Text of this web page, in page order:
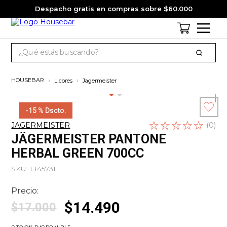
Despacho gratis en compras sobre $60.000
jagermeister
3.
pack
4.
gin
5.
jack daniels
7.
whisky
8 .
ron
Licores Jagermeister
-15 % Dscto.
JAGERMEISTER ☆☆☆☆☆ (0)
Escribe un
comentario
JÄGERMEISTER PANTONE
HERBAL GREEN 700CC
SKU: LI45731
Precio:
$17.000 $14.490